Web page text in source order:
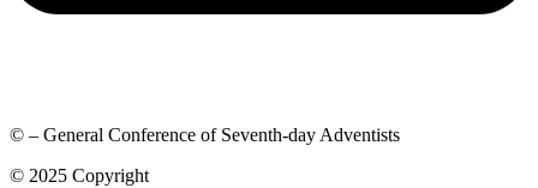
© – General Conference of Seventh-day Adventists
© 2025 Copyright